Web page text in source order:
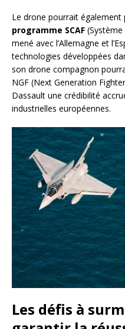
Le drone pourrait
programme SCAF
mené avec l’Allemagne et
technologies développées
son drone compagnon
NGF (Next Generation
Dassault une crédibilité
industrielles européennes.
Les défis à